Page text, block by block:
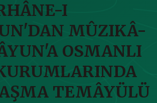
I
MÛZIKÂ-
OSMANLI
TEMÂYÜLÜ